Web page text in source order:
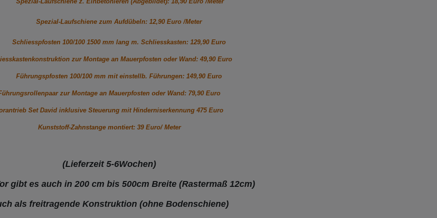
Spezial-Laufschiene zum Aufdübeln: 12,90 Euro /Meter
Schliesspfosten 100/100 1500 mm lang m. Schliesskasten: 129,90 Euro
zur Montage an Mauerpfosten oder Wand: 49,90 Euro
Führungspfosten 100/100 mm mit einstellb. Führungen: 149,90 Euro
zur Montage an Mauerpfosten oder Wand: 79,90 Euro
Set David inklusive Steuerung mit Hinderniserkennung 475 Euro
Kunststoff-Zahnstange montiert: 39 Euro/ Meter
(Lieferzeit 5-6Wochen)
gibt es auch in 200 cm bis 500cm Breite (Rastermaß 12cm)
als freitragende Konstruktion (ohne Bodenschiene)